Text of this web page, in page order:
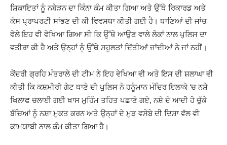
ਸ਼ਿਕਾਇਤਾਂ ਨੂੰ ਨਬੇੜਨ ਦਾ ਕਿੰਨਾ ਕੰਮ ਕੀਤਾ ਗਿਆ ਅਤੇ ਉੱਥੇ ਰਿਕਾਰਡ ਅਤੇ
ਕੇਸ ਪ੍ਰਾਪਰਟੀ ਸਾਂਭਣ ਦੀ ਕੀ ਵਿਵਸਥਾ ਕੀਤੀ ਗਈ ਹੈ। ਥਾਣਿਆਂ ਦੀ ਜਾਂਚ
ਵੇਲੇ ਇਹ ਵੀ ਵੇਖਿਆ ਗਿਆ ਸੀ ਕਿ ਉੱਥੇ ਆਉਣ ਵਾਲੇ ਲੋਕਾਂ ਨਾਲ ਪੁਲਿਸ ਦਾ
ਵਤੀਰਾ ਕੀ ਹੈ ਅਤੇ ਉਨ੍ਹਾਂ ਨੂੰ ਉੱਥੇ ਸਹੂਲਤਾਂ ਦਿੱਤੀਆਂ ਜਾਂਦੀਆਂ ਨੇ ਜਾਂ ਨਹੀਂ।
ਕੇਂਦਰੀ ਗ੍ਰਹਿ ਮੰਤਰਾਲੇ ਦੀ ਟੀਮ ਨੇ ਇਹ ਵੇਖਿਆ ਵੀ ਅਤੇ ਇਸ ਦੀ ਸ਼ਲਾਘਾ ਵੀ
ਕੀਤੀ ਕਿ ਕਸ਼ਮੀਰੀ ਗੇਟ ਥਾਣੇ ਦੀ ਪੁਲਿਸ ਨੇ ਹਨੂੰਮਾਨ ਮੰਦਿਰ ਇਲਾਕੇ ‘ਚ ਨਸ਼ੇ
ਖਿਲਾਫ ਚਲਾਈ ਗਈ ਖਾਸ ਮੁਹਿੰਮ ਤਹਿਤ ਪਛਾਣੇ ਗਏ, ਨਸ਼ੇ ਦੇ ਆਦੀ ਹੋ ਚੁੱਕੇ
ਬੱਚਿਆਂ ਨੂੰ ਨਸ਼ਾ ਮੁਕਤ ਕਰਨ ਅਤੇ ਉਨ੍ਹਾਂ ਦੇ ਮੁੜ ਵਸੇਬੇ ਦੀ ਦਿਸ਼ਾ ਵੱਲ ਵੀ
ਕਾਮਯਾਬੀ ਨਾਲ ਕੰਮ ਕੀਤਾ ਗਿਆ ਹੈ।